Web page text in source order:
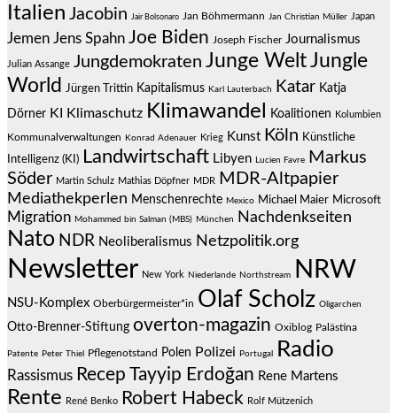
Italien Jacobin Jair Bolsonaro Jan Böhmermann Jan Christian Müller Japan
Jemen Jens Spahn Joe Biden Joseph Fischer Journalismus
Julian Assange Jungdemokraten Junge WeltJungle
World Jürgen Trittin Kapitalismus Karl Lauterbach Katar Katja
Dörner KI Klimaschutz Klimawandel Koalitionen Kolumbien
Kommunalverwaltungen Konrad Adenauer Krieg Kunst Köln Künstliche
Intelligenz (KI) Landwirtschaft Libyen Lucien Favre
Markus
Söder Martin Schulz Mathias Döpfner MDR MDR-Altpapier
Mediathekperlen Menschenrechte Mexico Michael Maier Microsoft
Migration Mohammed bin Salman (MBS) München Nachdenkseiten
Nato NDR Neoliberalismus Netzpolitik.org
Newsletter New York Niederlande Northstream NRW
NSU-Komplex Oberbürgermeister*in Olaf Scholz Oligarchen
Otto-Brenner-Stiftung overton-magazin Oxiblog Palästina
Patente Peter Thiel Pflegenotstand Polen Polizei Portugal Radio
Rassismus Recep Tayyip Erdoğan Rene Martens
Rente René Benko Robert Habeck Rolf Mützenich